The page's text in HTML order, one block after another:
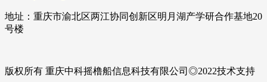
地址：重庆市渝北区两江协同创新区明月湖产学研合作基地20
号楼
版权所有 重庆中科摇橹船信息科技有限公司◎2022技术支持